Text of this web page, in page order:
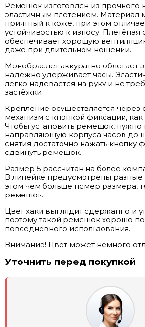
Ремешок изготовлен из прочного
эластичным плетением. Материал
приятный к коже, при этом
устойчивостью к износу. Плетёная
обеспечивает хорошую
даже при длительном ношении.
Монобраслет аккуратно облегает
надёжно удерживает часы.
легко надевается на руку и не
застёжки.
Крепление осуществляется через
механизм с кнопкой фиксации, как
Чтобы установить ремешок, нужно
направляющую корпуса часов до
снятия достаточно нажать кнопку
сдвинуть ремешок.
Размер 5 рассчитан на более
В линейке предусмотрены
этом чем больше номер размера,
ремешок.
Цвет хаки выглядит сдержанно и
поэтому такой ремешок хорошо
повседневного использования.
Внимание! Цвет может немного
Уточнить перед покупкой